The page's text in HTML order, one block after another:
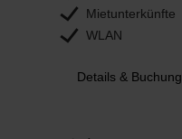
Mietunterkünfte
WLAN
Details & Buchung